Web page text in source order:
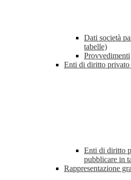
Dati società
tabelle)
Provvedimenti
Enti di diritto privato
Enti di diritto
pubblicare in
Rappresentazione